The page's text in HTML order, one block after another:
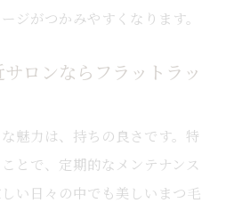
ジがつかみやすくなります。
ロンならフラットラッ
魅力は、持ちの良さです。特
とで、定期的なメンテナンス
い日々の中でも美しいまつ毛